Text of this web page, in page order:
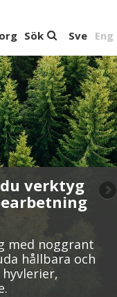
Sve Eng
Sök
verktyg
med noggrant
hållbara och